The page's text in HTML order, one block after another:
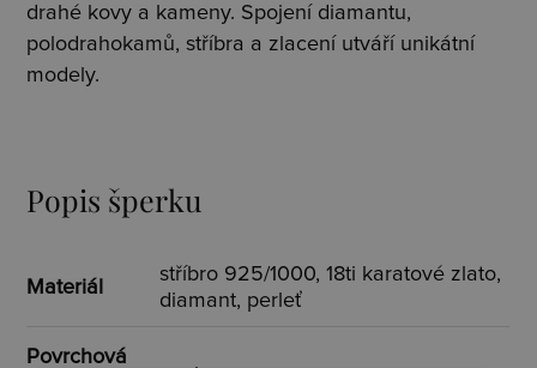
drahé kovy a kameny. Spojení diamantu,
polodrahokamů, stříbra a zlacení utváří unikátní
modely.
Popis šperku
Materiál
stříbro 925/1000, 18ti karatové zlato,
diamant, perleť
Povrchová